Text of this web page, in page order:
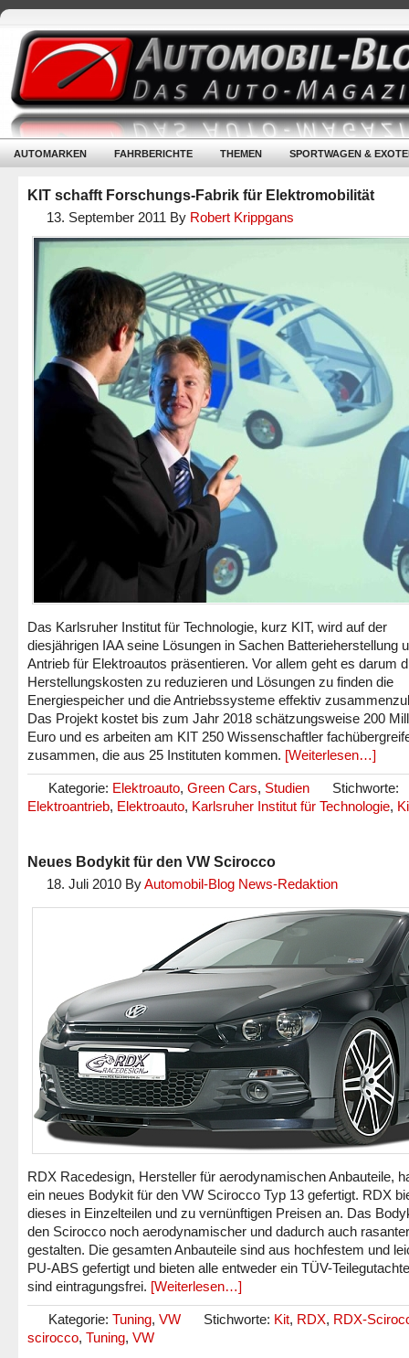
AUTOMARKEN FAHRBERICHTE THEMEN SPORTWAGEN &
KIT schafft Forschungs-Fabrik für Elektromobilität
13. September 2011 By Robert Krippgans
Das Karlsruher Institut für Technologie, kurz KIT, wird auf der
diesjährigen IAA seine Lösungen in Sachen Batterieherstellung
Antrieb für Elektroautos präsentieren. Vor allem geht es darum
Herstellungskosten zu reduzieren und Lösungen zu finden die
Energiespeicher und die Antriebssysteme effektiv
Das Projekt kostet bis zum Jahr 2018 schätzungsweise 200
Euro und es arbeiten am KIT 250 Wissenschaftler
zusammen, die aus 25 Instituten kommen. [Weiterlesen…]
Kategorie: Elektroauto, Green Cars, Studien
Stichworte:
Elektroantrieb, Elektroauto, Karlsruher Institut für Technologie,
Neues Bodykit für den VW Scirocco
18. Juli 2010 ByAutomobil-Blog News-Redaktion
RDX Racedesign, Hersteller für aerodynamischen Anbauteile,
ein neues Bodykit für den VW Scirocco Typ 13 gefertigt. RDX
dieses in Einzelteilen und zu vernünftigen Preisen an. Das
den Scirocco noch aerodynamischer und dadurch auch rasanter
gestalten. Die gesamten Anbauteile sind aus hochfestem und
PU-ABS gefertigt und bieten alle entweder ein TÜV-
sind eintragungsfrei. [Weiterlesen…]
Kategorie: Tuning, VW Stichworte: Kit, RDX, RDX-
scirocco, Tuning, VW